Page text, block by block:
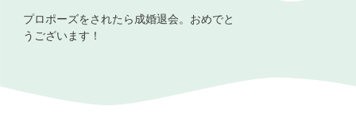
プロポーズをされたら成婚退会。おめでと
うございます！